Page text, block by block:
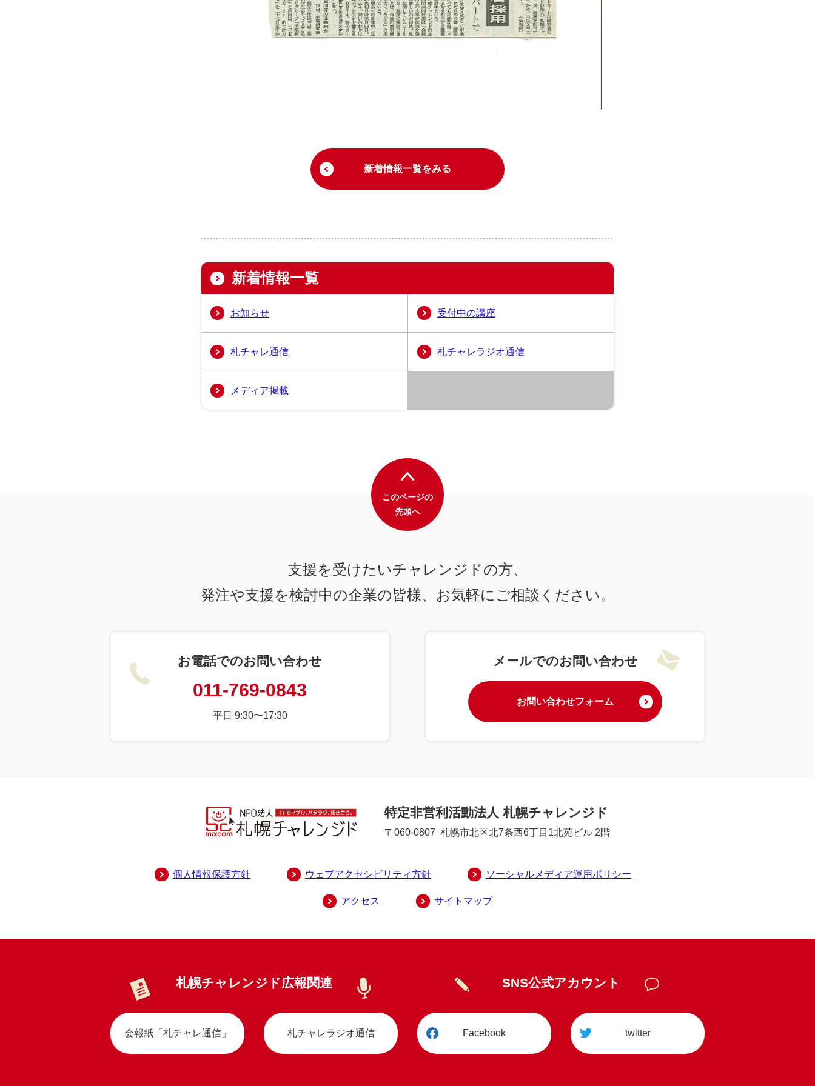
新着情報一覧をみる
新着情報一覧
お知らせ 受付中の講座
札チャレ通信 札チャレラジオ通信
メディア掲載
このページの
先頭へ
支援を受けたいチャレンジドの方、
発注や支援を検討中の企業の皆様、 お気軽にご相談ください。
お電話でのお問い合わせ
011-769-0843
平日 9:30〜17:30
メールでのお問い合わせ
お問い合わせフォーム
特定非営利活動法人 札幌チャレンジド
〒060-0807 札幌市北区北7条西6丁目1北苑ビル 2階
個人情報保護方針 ウェブアクセシビリティ方針 ソーシャルメディア運用ポリシー
アクセス サイトマップ
札幌チャレンジド広報関連
会報紙「札チャレ通信」 札チャレラジオ通信
SNS公式アカウント
Facebook twitter